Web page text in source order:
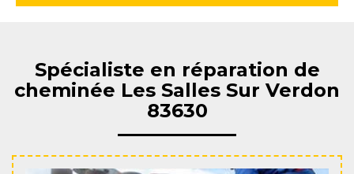
Spécialiste en réparation de
cheminée Les Salles Sur Verdon
83630